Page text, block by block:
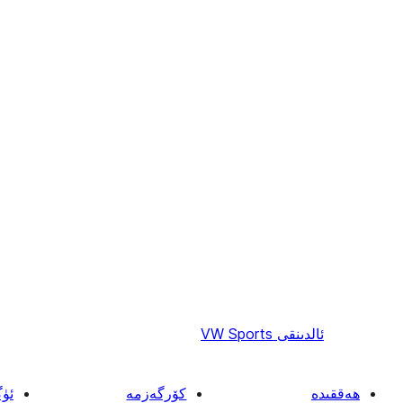
ئالدىنقى VW Sports
ھەققىدە كۆرگەزمە